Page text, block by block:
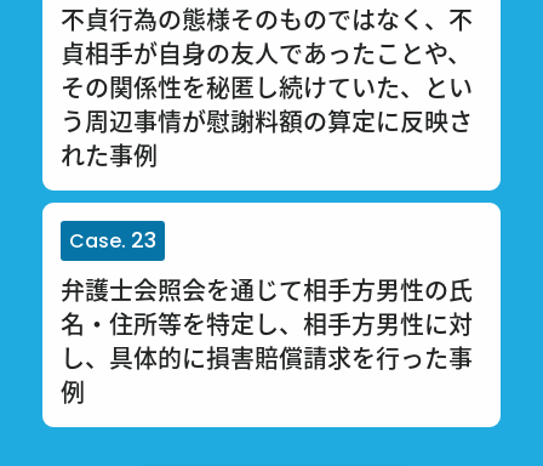
不貞行為の態様そのものではなく、不
貞相手が自身の友人であったことや、
その関係性を秘匿し続けていた、とい
う周辺事情が慰謝料額の算定に反映さ
れた事例
Case. 23
弁護士会照会を通じて相手方男性の氏
名・住所等を特定し、相手方男性に対
し、具体的に損害賠償請求を行った事
例